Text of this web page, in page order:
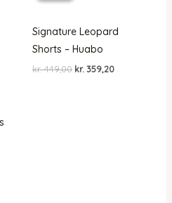
Signature Leopard
Shorts – Huabo
kr.449,00 Den
kr. 359,20Den